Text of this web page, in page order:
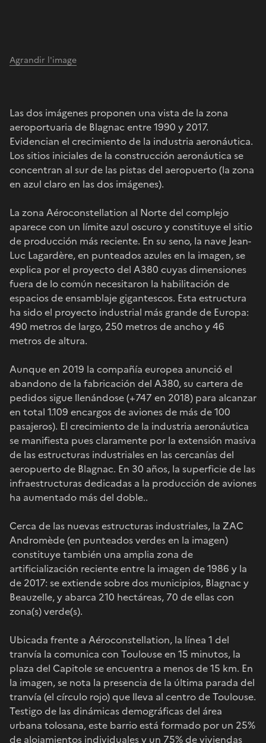
Agrandir l'image
Las dos imágenes proponen una vista de la zona
aeroportuaria de Blagnac entre 1990 y 2017.
Evidencian el crecimiento de la industria aeronáutica.
Los sitios iniciales de la construcción aeronáutica se
concentran al sur de las pistas del aeropuerto (la zona
en azul claro en las dos imágenes).
La zona Aéroconstellation al Norte del complejo
aparece con un límite azul oscuro y constituye el sitio
de producción más reciente. En su seno, la nave Jean-
Luc Lagardère, en punteados azules en la imagen, se
explica por el proyecto del A380 cuyas dimensiones
fuera de lo común necesitaron la habilitación de
espacios de ensamblaje gigantescos. Esta estructura
ha sido el proyecto industrial más grande de Europa:
490 metros de largo, 250 metros de ancho y 46
metros de altura.
Aunque en 2019 la compañía europea anunció el
abandono de la fabricación del A380, su cartera de
pedidos sigue llenándose (+747 en 2018) para alcanzar
en total 1.109 encargos de aviones de más de 100
pasajeros). El crecimiento de la industria aeronáutica
se manifiesta pues claramente por la extensión masiva
de las estructuras industriales en las cercanías del
aeropuerto de Blagnac. En 30 años, la superficie de las
infraestructuras dedicadas a la producción de aviones
ha aumentado más del doble..
Cerca de las nuevas estructuras industriales, la ZAC
Andromède (en punteados verdes en la imagen)
constituye también una amplia zona de
artificialización reciente entre la imagen de 1986 y la
de 2017: se extiende sobre dos municipios, Blagnac y
Beauzelle, y abarca 210 hectáreas, 70 de ellas con
zona(s) verde(s).
Ubicada frente a Aéroconstellation, la línea 1 del
tranvía la comunica con Toulouse en 15 minutos, la
plaza del Capitole se encuentra a menos de 15 km. En
la imagen, se nota la presencia de la última parada del
tranvía (el círculo rojo) que lleva al centro de Toulouse.
Testigo de las dinámicas demográficas del área
urbana tolosana, este barrio está formado por un 25%
de alojamientos individuales y un 75% de viviendas